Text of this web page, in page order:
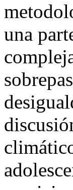
una